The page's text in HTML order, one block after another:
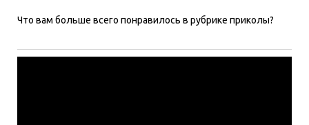
Что вам больше всего понравилось в рубрике приколы?